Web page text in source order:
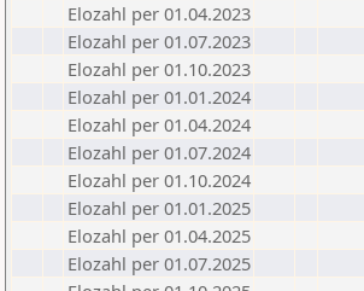
Elozahl per 01.04.2023
Elozahl per 01.07.2023
Elozahl per 01.10.2023
Elozahl per 01.01.2024
Elozahl per 01.04.2024
Elozahl per 01.07.2024
Elozahl per 01.10.2024
Elozahl per 01.01.2025
Elozahl per 01.04.2025
Elozahl per 01.07.2025